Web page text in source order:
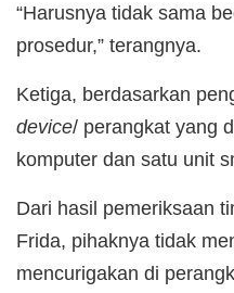
“Harusnya tidak sama
prosedur,” terangnya.
Ketiga, berdasarkan
device/ perangkat yang
komputer dan satu unit
Dari hasil pemeriksaan
Frida, pihaknya tidak
mencurigakan di